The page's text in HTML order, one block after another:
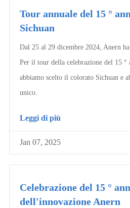
Tour annuale del 15 °
Sichuan
Dal 25 al 29 dicembre 2024, Anern
Per il tour della celebrazione del 15 °
abbiamo scelto il colorato Sichuan e
unico.
Leggi di più
Jan 07, 2025
Celebrazione del 15 °
dell'innovazione Anern